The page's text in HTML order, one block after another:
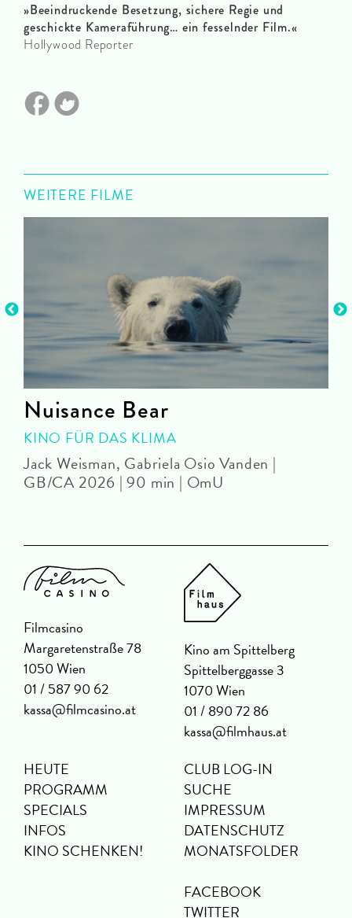
»Beeindruckende Besetzung, sichere Regie und
geschickte Kameraführung… ein fesselnder Film.«
Hollywood Reporter
WEITERE FILME
Nuisance Bear
KINO FÜR DAS KLIMA
Jack Weisman, Gabriela Osio Vanden |
GB/CA 2026 | 90 min | OmU
Filmcasino
Margaretenstraße 78
1050 Wien
01 / 587 90 62
kassa@filmcasino.at
Kino am Spittelberg
Spittelberggasse 3
1070 Wien
01 / 890 72 86
kassa@filmhaus.at
HEUTE
PROGRAMM
SPECIALS
INFOS
KINO SCHENKEN!
CLUB LOG-IN
SUCHE
IMPRESSUM
DATENSCHUTZ
MONATSFOLDER
FACEBOOK
TWITTER